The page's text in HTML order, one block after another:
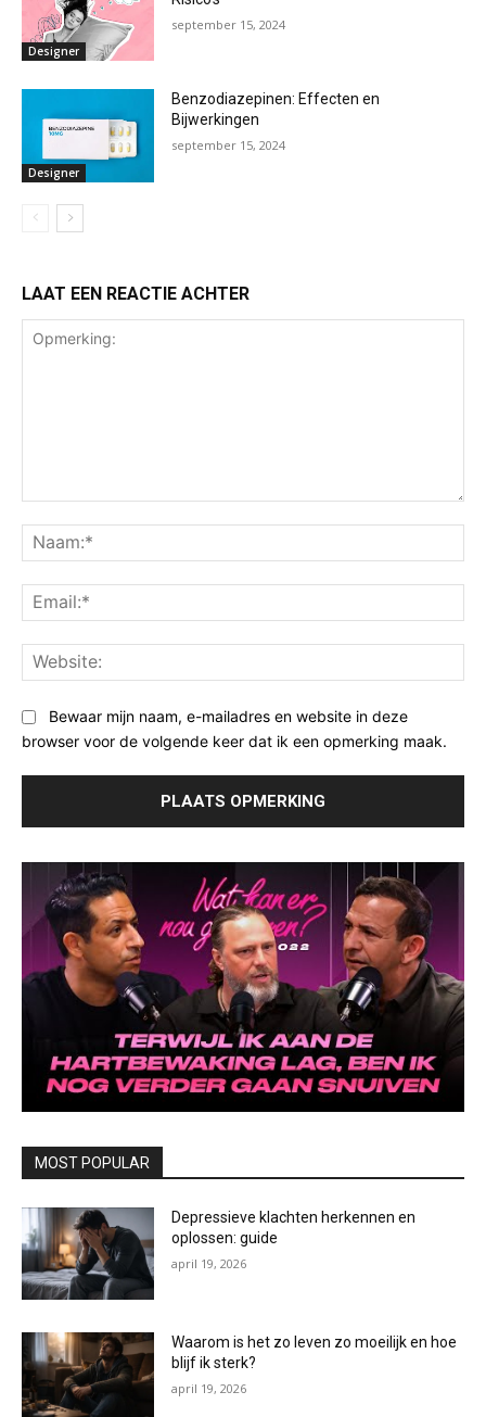
Designer
september 15, 2024
Designer
Benzodiazepinen: Effecten en
Bijwerkingen
september 15, 2024
LAAT EEN REACTIE ACHTER
Bewaar mijn naam, e-mailadres en website in deze
browser voor de volgende keer dat ik een opmerking maak.
MOST POPULAR
Depressieve klachten herkennen en
oplossen: guide
april 19, 2026
Waarom is het zo leven zo moeilijk en hoe
blijf ik sterk?
april 19, 2026